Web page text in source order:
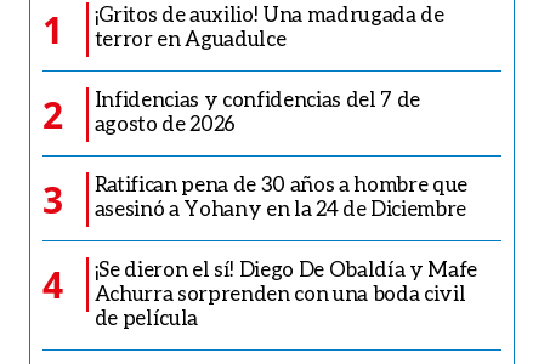
1
¡Gritos de auxilio! Una madrugada de
terror en Aguadulce
2
Infidencias y confidencias del 7 de
agosto de 2026
3
Ratifican pena de 30 años a hombre que
asesinó a Yohany en la 24 de Diciembre
4
¡Se dieron el sí! Diego De Obaldía y Mafe
Achurra sorprenden con una boda civil
de película